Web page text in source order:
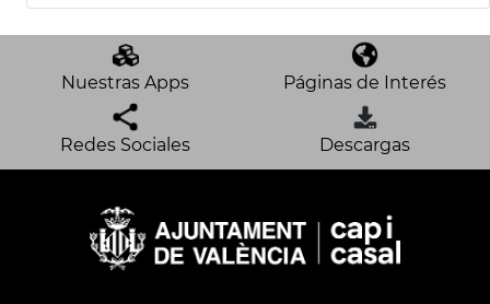
Nuestras Apps Páginas de Interés
Redes Sociales Descargas